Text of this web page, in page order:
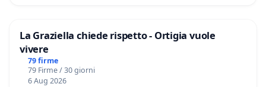
La Graziella chiede rispetto - Ortigia vuole
vivere
79 firme
79 Firme / 30 giorni
6 Aug 2026